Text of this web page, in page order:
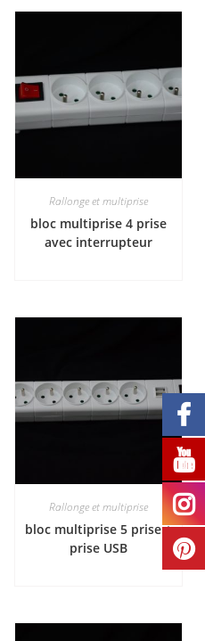
Rallonge et multiprise
bloc multiprise 4 prise
avec interrupteur
Rallonge et multiprise
bloc multiprise 5 prise +
prise USB